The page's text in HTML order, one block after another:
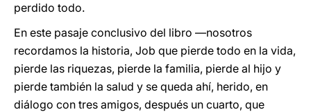
perdido todo.
En este pasaje conclusivo del libro —nosotros
recordamos la historia, Job que pierde todo en la vida,
pierde las riquezas, pierde la familia, pierde al hijo y
pierde también la salud y se queda ahí, herido, en
diálogo con tres amigos, después un cuarto, que